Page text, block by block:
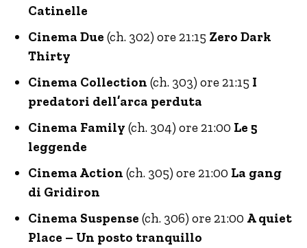
Catinelle
Cinema Due (ch. 302) ore 21:15 Zero Dark
Thirty
Cinema Collection (ch. 303) ore 21:15 I
predatori dell’arca perduta
Cinema Family (ch. 304) ore 21:00 Le 5
leggende
Cinema Action (ch. 305) ore 21:00 La gang
di Gridiron
Cinema Suspense (ch. 306) ore 21:00 A quiet
Place – Un posto tranquillo